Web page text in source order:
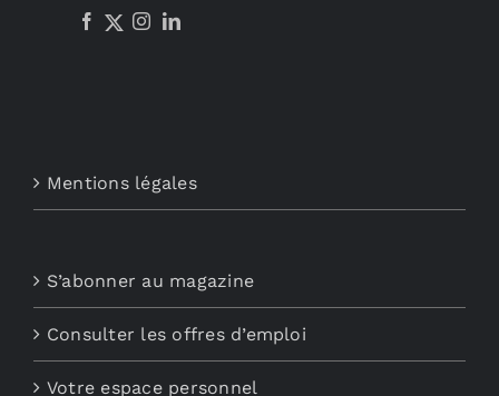
Mentions légales
S’abonner au magazine
Consulter les offres d’emploi
Votre espace personnel